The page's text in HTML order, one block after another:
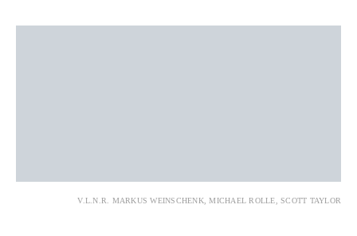
V.L.N.R. MARKUS WEINSCHENK, MICHAEL ROLLE, SCOTT TAYLOR